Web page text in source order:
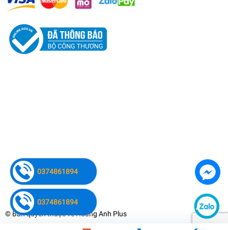
© Bản quyền thuộc vềHoàng Anh Plus
0374861894
0374861894